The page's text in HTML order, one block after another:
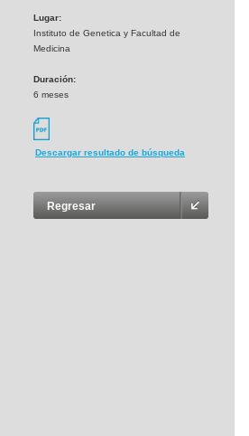
Lugar:
Instituto de Genetica y Facultad de
Medicina
Duración:
6 meses
Descargar resultado de búsqueda
Regresar